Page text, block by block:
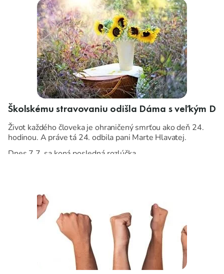
Školskému stravovaniu odišla Dáma s veľkým D
Život každého človeka je ohraničený smrťou ako deň 24.
hodinou. A práve tá 24. odbila pani Marte Hlavatej.
Dnes 7.7. sa koná posledná rozlúčka.